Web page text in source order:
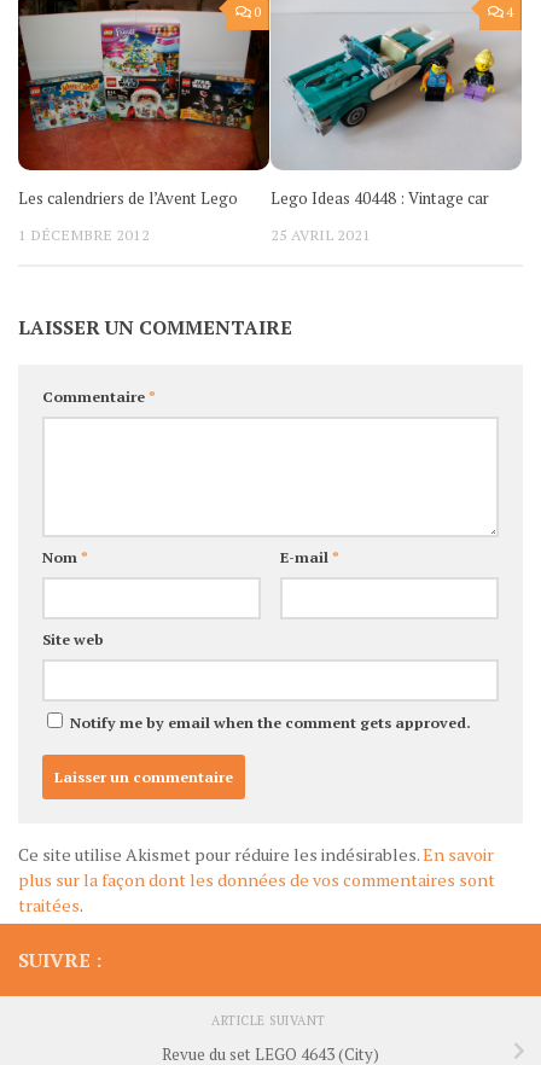
0
Les calendriers de l’Avent Lego
1 DÉCEMBRE 2012
4
Lego Ideas 40448 : Vintage car
25 AVRIL 2021
LAISSER UN COMMENTAIRE
Commentaire*
Nom* E-mail*
Site web
Notify me by email when the comment gets approved.
Ce site utilise Akismet pour réduire les indésirables.En savoir
plus sur la façon dont les données de vos commentaires sont
traitées.
SUIVRE :
ARTICLE SUIVANT
Revue du set LEGO 4643 (City)